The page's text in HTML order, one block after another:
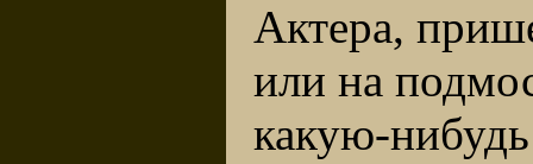
Актера,
или на
какую-нибудь